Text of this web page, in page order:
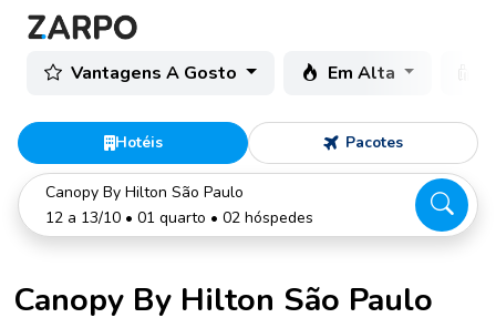
Vantagens A Gosto Em Alta
Hotéis Pacotes
Canopy By Hilton São Paulo
12 a 13/10 • 01 quarto • 02 hóspedes
Canopy By Hilton São Paulo